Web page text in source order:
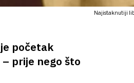
Najistaknutiji
početak
prije nego što